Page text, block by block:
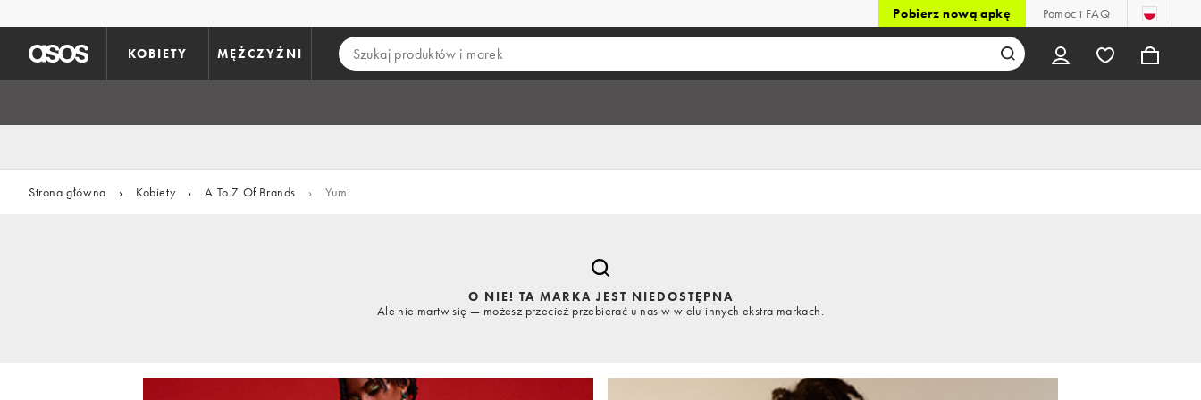
Pobierz nową apkę Pomoc i FAQ
KOBIETY MĘŻCZYŹNI
Strona główna › Kobiety › A To Z Of Brands › Yumi
O NIE! TA MARKA JEST NIEDOSTĘPNA
Ale nie martw się — możesz przecież przebierać u nas w wielu innych ekstra markach.